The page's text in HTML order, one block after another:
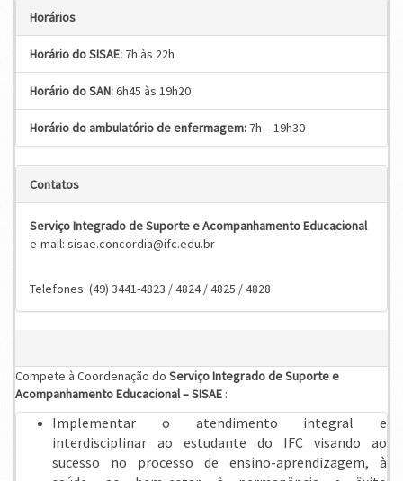
Horários
Horário do SISAE: 7h às 22h
Horário do SAN:6h45 às 19h20
Horário do ambulatório de enfermagem: 7h – 19h30
Contatos
ServiçoIntegrado de Suporte e Acompanhamento Educacional
e-mail: sisae.concordia@ifc.edu.br
Telefones: (49) 3441-4823 / 4824 / 4825 / 4828
Compete à Coordenação do ServiçoIntegrado de Suporte e
Acompanhamento Educacional – SISAE :
Implementar o atendimento integral e
interdisciplinar ao estudante do IFC visando ao
sucesso no processo de ensino-aprendizagem, à